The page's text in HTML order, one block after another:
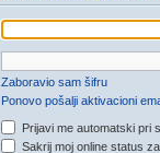
Zaboravio sam šifru
Ponovo pošalji aktivacioni
Prijavi me automatski pri
Sakrij moj online status